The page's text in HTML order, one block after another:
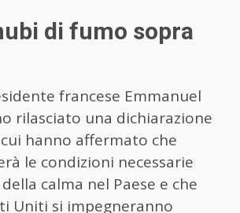
di fumo sopra
francese Emmanuel
rilasciato una dichiarazione
hanno affermato che
le condizioni necessarie
calma nel Paese e che
Uniti si impegneranno